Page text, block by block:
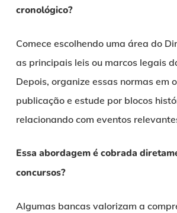
cronológico?
Comece escolhendo uma área do
as principais leis ou marcos legais
Depois, organize essas normas em
publicação e estude por blocos
relacionando com eventos
Essa abordagem é cobrada
concursos?
Algumas bancas valorizam a